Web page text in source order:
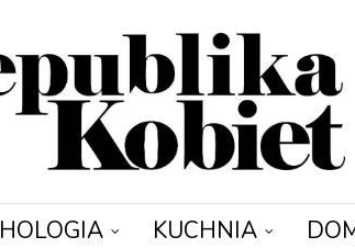
KUCHNIA